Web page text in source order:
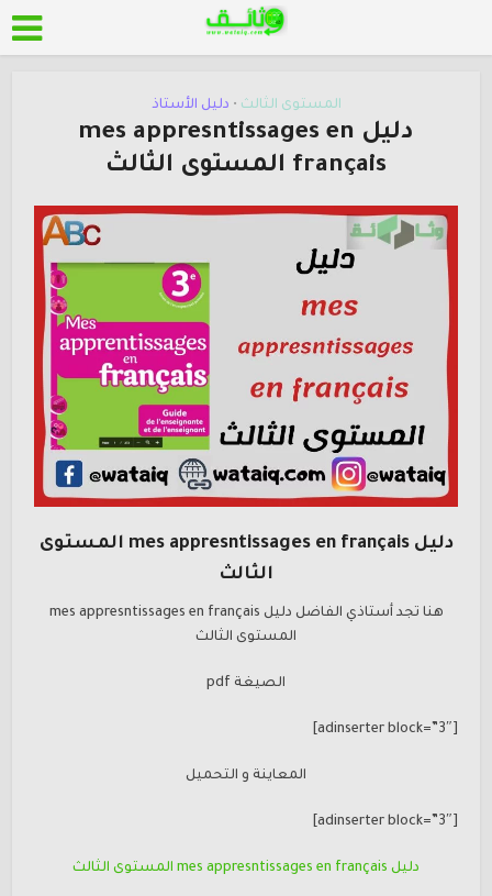
المستوى الثالث • دليل الأستاذ
دليل mes appresntissages en
français المستوى الثالث
دليل mes appresntissages en français المستوى
الثالث
هنا تجد أستاذي الفاضل دليل mes appresntissages en français
المستوى الثالث
الصيغة pdf
المعاينة و التحميل
دليل mes appresntissages en français المستوى الثالث